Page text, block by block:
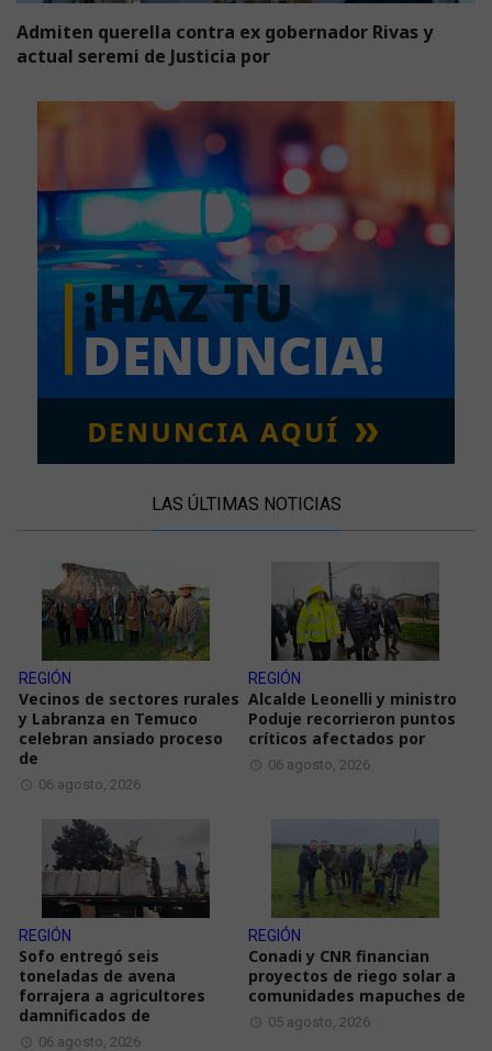
Admiten querella contra ex gobernador Rivas y
actual seremi de Justicia por
LAS ÚLTIMAS NOTICIAS
REGIÓN
Vecinos de sectores rurales
y Labranza en Temuco
celebran ansiado proceso
de
06 agosto, 2026
REGIÓN
Alcalde Leonelli y ministro
Poduje recorrieron puntos
críticos afectados por
06 agosto, 2026
REGIÓN
Sofo entregó seis
toneladas de avena
forrajera a agricultores
damnificados de
06 agosto, 2026
REGIÓN
Conadi y CNR financian
proyectos de riego solar a
comunidades mapuches de
05 agosto, 2026